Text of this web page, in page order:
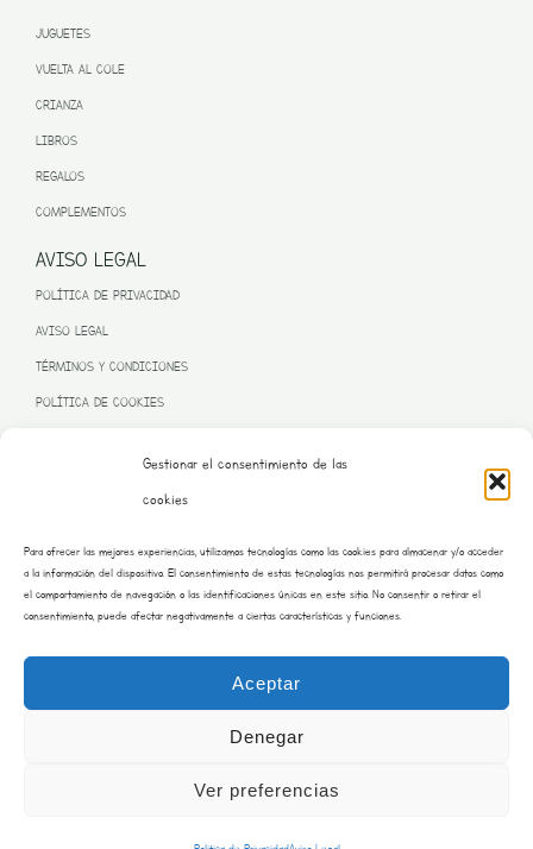
Gestionar el consentimiento de las
cookies
Para ofrecer las mejores experiencias, utilizamos tecnologías como las cookies para almacenar y/o acceder
a la información del dispositivo. El consentimiento de estas tecnologías nos permitirá procesar datos como
el comportamiento de navegación o las identificaciones únicas en este sitio. No consentir o retirar el
consentimiento, puede afectar negativamente a ciertas características y funciones.
Aceptar
Denegar
Ver preferencias
JUGUETES
VUELTA AL COLE
CRIANZA
LIBROS
REGALOS
COMPLEMENTOS
AVISO LEGAL
POLÍTICA DE PRIVACIDAD
AVISO LEGAL
TÉRMINOS Y CONDICIONES
POLÍTICA DE COOKIES
– NEXT GENERATION EU